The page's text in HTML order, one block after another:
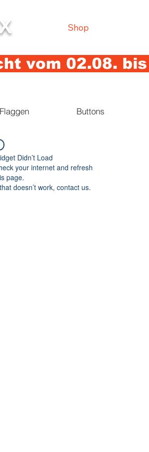
Shop
vom 02.08.
Flaggen Buttons
Didn’t Load
your internet and refresh
page.
doesn’t work, contact us.